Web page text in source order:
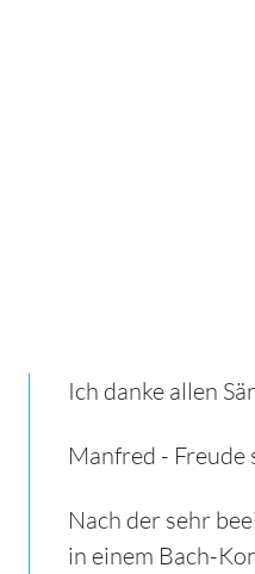
Ich danke allen
Manfred -
Nach der sehr
in einem Bach-